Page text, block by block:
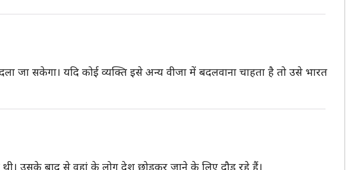
जा सकेगा। यदि कोई व्यक्ति इसे अन्य वीजा में बदलवाना चाहता है तो उसे भारत
उसके बाद से वहां के लोग देश छोड़कर जाने के लिए दौड़ रहे हैं।